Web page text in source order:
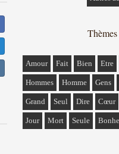
Amour Fait Bien Etre
Hommes Homme Gens
Grand Seul Dire Cœur
Jour Mort Seule